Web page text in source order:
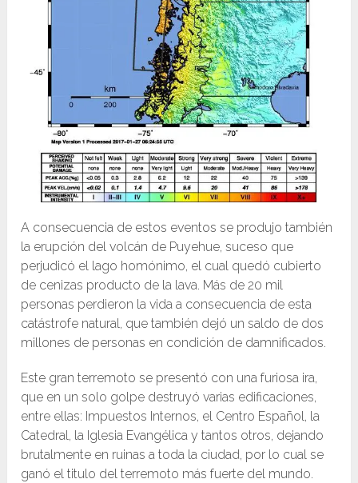
A consecuencia de estos eventos se produjo también
la erupción del volcán de Puyehue, suceso que
perjudicó el lago homónimo, el cual quedó cubierto
de cenizas producto de la lava. Más de 20 mil
personas perdieron la vida a consecuencia de esta
catástrofe natural, que también dejó un saldo de dos
millones de personas en condición de damnificados.
Este gran terremoto se presentó con una furiosa ira,
que en un solo golpe destruyó varias edificaciones,
entre ellas: Impuestos Internos, el Centro Español, la
Catedral, la Iglesia Evangélica y tantos otros, dejando
brutalmente en ruinas a toda la ciudad, por lo cual se
ganó el titulo del terremoto más fuerte del mundo.